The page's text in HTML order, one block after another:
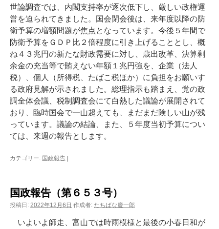
世論調査では、内閣支持率が逐次低下し、厳しい政権運
営を迫られてきました。国会閉会後は、来年度以降の防
衛予算の増額問題が焦点となっています。今後５年間で
防衛予算をＧＤＰ比２倍程度に引き上げることとし、概
ね４３兆円の新たな財政需要に対し、歳出改革、決算剰
余金の充当等で賄えない年額１兆円強を、企業（法人
税）、個人（所得税、たばこ税ほか）に負担をお願いす
る政府見解が示されました。総理指示も踏まえ、党の政
調全体会議、税制調査会にて白熱した議論が展開されて
おり、臨時国会で一山超えても、まだまだ険しい山が残
っています。議論の結論、また、５年度当初予算につい
ては、来週の報告とします。
カテゴリー: 国政報告 |
国政報告（第６５３号）
投稿日: 2022年12月6日 作成者: たちばな慶一郎
いよいよ師走、富山では時雨模様と最後の小春日和が